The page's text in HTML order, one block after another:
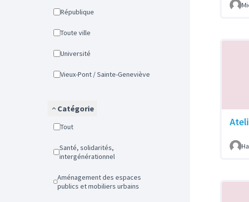
République
Toute ville
Université
Vieux-Pont / Sainte-Geneviève
Catégorie
Tout
Santé, solidarités,
intergénérationnel
Aménagement des espaces
publics et mobiliers urbains